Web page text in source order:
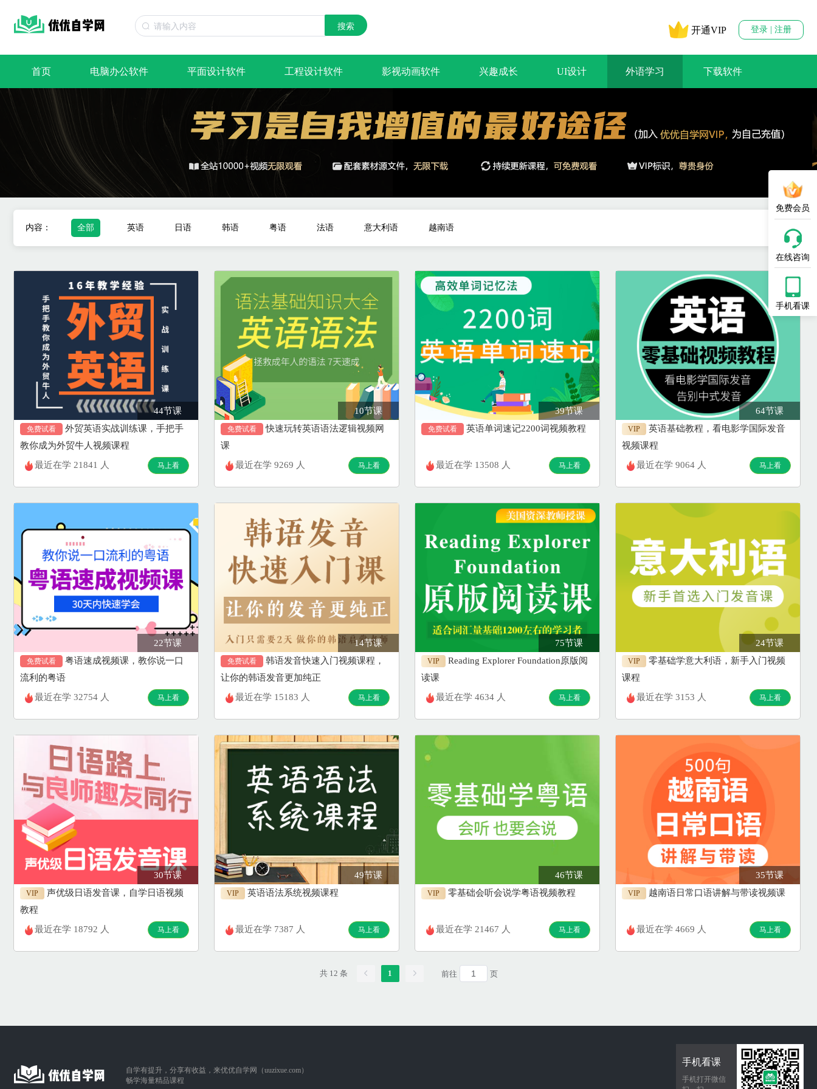
搜索 登录 | 注册
开通VIP
首页 电脑办公软件 平面设计软件 工程设计软件 影视动画软件 兴趣成长 UI设计 外语学习 下载软件
免费会员
在线咨询
手机看课
内容： 全部 英语 日语 韩语 粤语 法语 意大利语 越南语
44节课
免费试看
外贸英语实战训练课，手把手
教你成为外贸牛人视频课程
最近在学 21841 人
马上看
10节课
免费试看
快速玩转英语语法逻辑视频网
课
最近在学 9269 人
马上看
39节课
免费试看 英语单词速记2200词视频教程
最近在学 13508 人 马上看
64节课
VIP
英语基础教程，看电影学国际发音
视频课程
最近在学 9064 人
马上看
22节课
免费试看
粤语速成视频课，教你说一口
流利的粤语
最近在学 32754 人
马上看
14节课
免费试看
韩语发音快速入门视频课程，
让你的韩语发音更加纯正
最近在学 15183 人
马上看
75节课
VIP
Reading Explorer Foundation原版阅
读课
最近在学 4634 人
马上看
24节课
VIP
零基础学意大利语，新手入门视频
课程
最近在学 3153 人
马上看
30节课
VIP
声优级日语发音课，自学日语视频
教程
最近在学 18792 人
马上看
49节课
VIP 英语语法系统视频课程
最近在学 7387 人 马上看
46节课
VIP 零基础会听会说学粤语视频教程
最近在学 21467 人 马上看
35节课
VIP 越南语日常口语讲解与带读视频课
最近在学 4669 人 马上看
共 12 条 1 前往 页
自学有提升，分享有收益，来优优自学网（uuzixue.com）
畅学海量精品课程
手机看课
手机打开微信